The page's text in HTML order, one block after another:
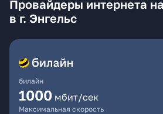
Провайдеры интернета
в г. Энгельс
билайн
1000 мбит/сек
Максимальная скорость